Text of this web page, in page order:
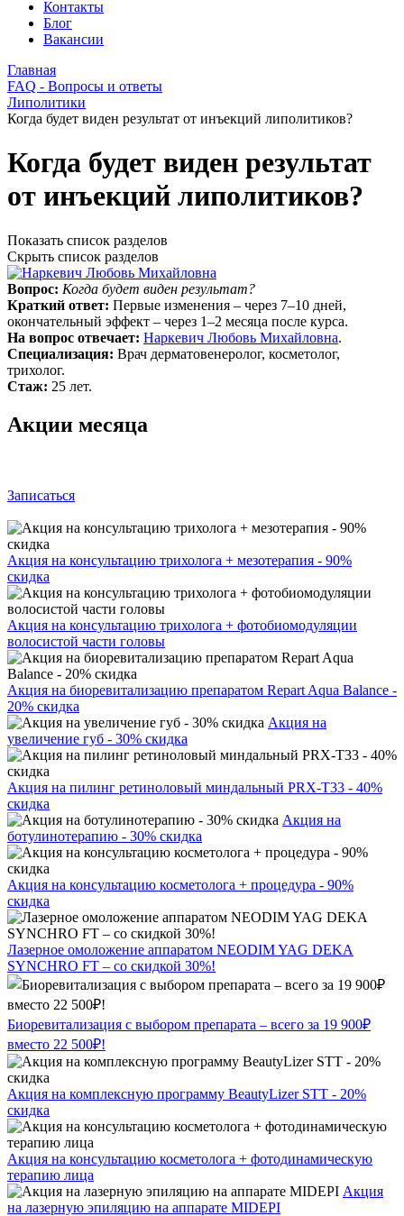
Контакты
Блог
Вакансии
Главная
FAQ - Вопросы и ответы
Липолитики
Когда будет виден результат от инъекций липолитиков?
Когда будет виден результат
от инъекций липолитиков?
Показать список разделов
Скрыть список разделов
Вопрос: Когда будет виден результат?
Краткий ответ: Первые изменения – через 7–10 дней,
окончательный эффект – через 1–2 месяца после курса.
На вопрос отвечает: Наркевич Любовь Михайловна.
Специализация: Врач дерматовенеролог, косметолог,
трихолог.
Стаж: 25 лет.
Акции месяца
Записаться
Акция на консультацию трихолога + мезотерапия - 90%
скидка
Акция на консультацию трихолога + фотобиомодуляции
волосистой части головы
Акция на биоревитализацию препаратом Repart Aqua Balance -
20% скидка
Акция на
увеличение губ - 30% скидка
Акция на пилинг ретиноловый миндальный PRX-T33 - 40%
скидка
Акция на
ботулинотерапию - 30% скидка
Акция на консультацию косметолога + процедура - 90%
скидка
Лазерное омоложение аппаратом NEODIM YAG DEKA
SYNCHRO FT – со скидкой 30%!
Биоревитализация с выбором препарата – всего за 19 900₽
вместо 22 500₽!
Акция на комплексную программу BeautyLizer STT - 20%
скидка
Акция на консультацию косметолога + фотодинамическую
терапию лица
Акция
на лазерную эпиляцию на аппарате MIDEPI